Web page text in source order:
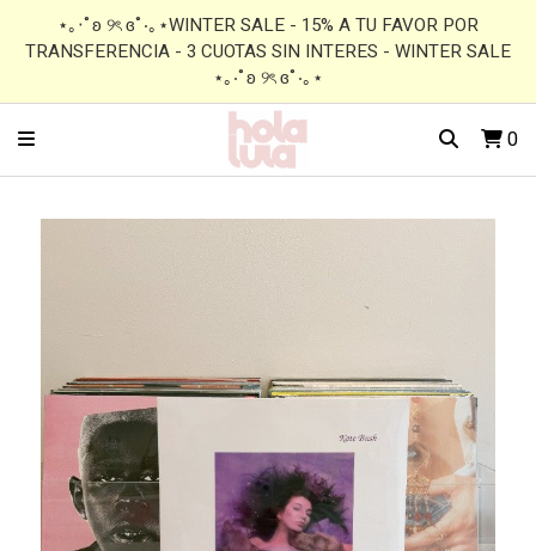
⋆｡‧˚ʚ ୨ৎ ɞ˚‧｡⋆WINTER SALE - 15% A TU FAVOR POR
TRANSFERENCIA - 3 CUOTAS SIN INTERES - WINTER SALE
⋆｡‧˚ʚ ୨ৎ ɞ˚‧｡⋆
0